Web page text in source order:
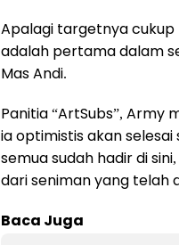
Apalagi targetnya cukup
adalah pertama dalam
Mas Andi.
Panitia “ArtSubs”, Army
ia optimistis akan
semua sudah hadir di
dari seniman yang telah
Baca Juga